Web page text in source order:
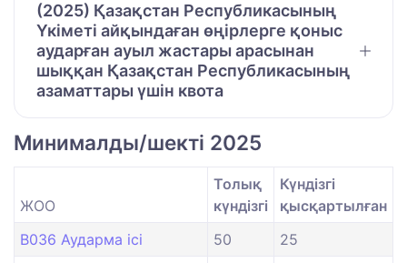
(2025) Қазақстан Республикасының
Үкіметі айқындаған өңірлерге қоныс
аударған ауыл жастары арасынан
шыққан Қазақстан Республикасының
азаматтары үшін квота
Минималды/шекті 2025
ЖОО
Толық
күндізгі
Күндізгі
қысқартылған
B036 Аударма ісі
50
25